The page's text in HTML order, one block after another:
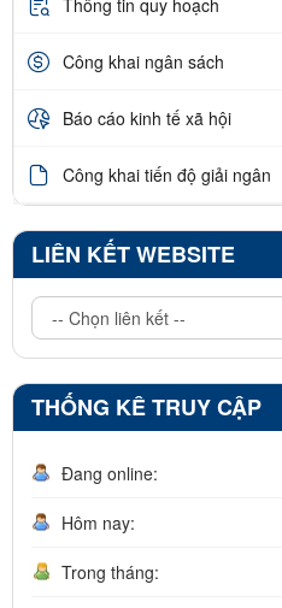
Công khai ngân sách
Báo cáo kinh tế xã hội
Công khai tiến độ giải ngân
LIÊN KẾT WEBSITE
THỐNG KÊ TRUY CẬP
Đang online:
Hôm nay:
Trong tháng: